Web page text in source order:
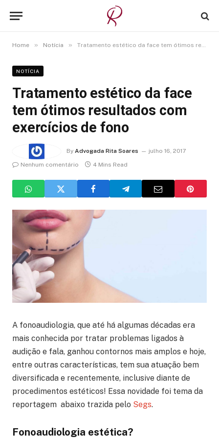
Home » Notícia » Tratamento estético da face tem ótimos resultados com exercícios de fono
NOTÍCIA
Tratamento estético da face
tem ótimos resultados com
exercícios de fono
By Advogada Rita Soares
julho 16, 2017
Nenhum comentário
4 Mins Read
A fonoaudiologia, que até há algumas décadas era
mais conhecida por tratar problemas ligados à
audição e fala, ganhou contornos mais amplos e hoje,
entre outras características, tem sua atuação bem
diversificada e recentemente, inclusive diante de
procedimentos estéticos! Essa novidade foi tema da
reportagem abaixo trazida pelo Segs.
Fonoaudiologia estética?